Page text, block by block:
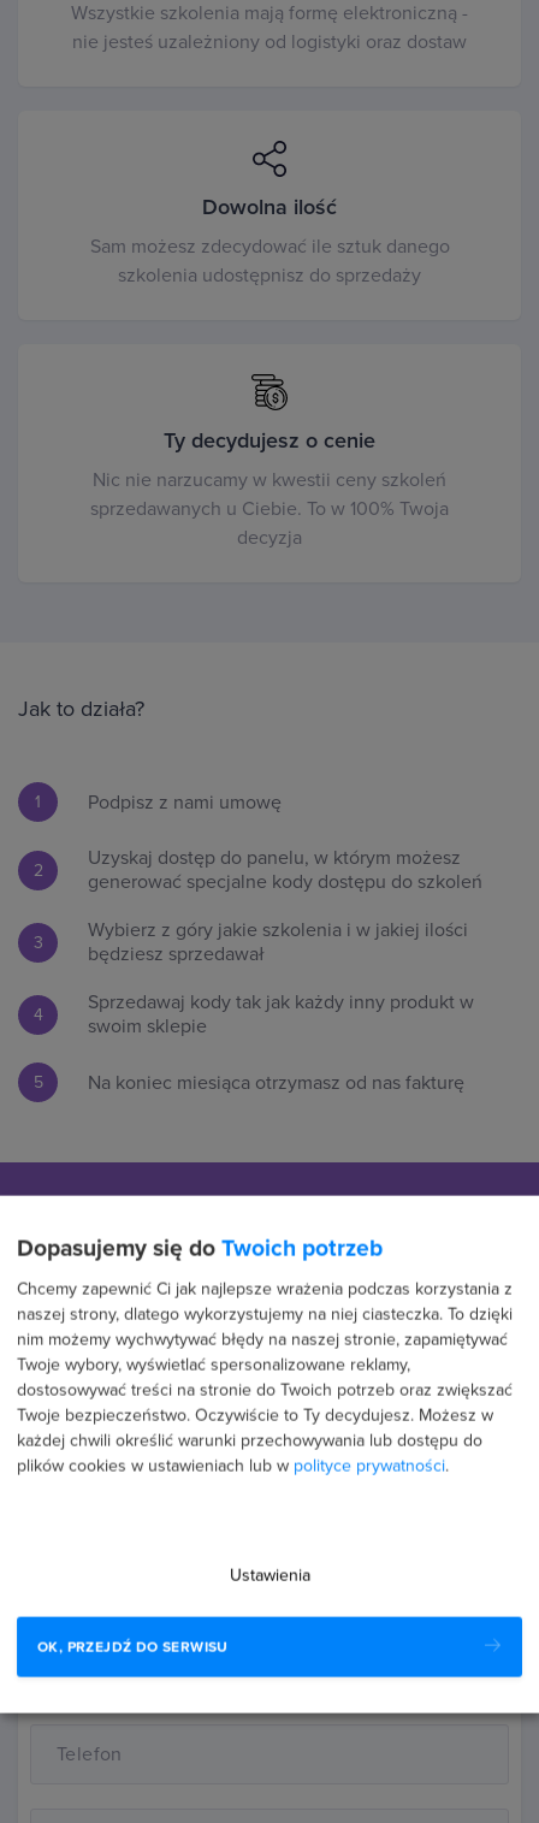
Wszystkie szkolenia mają formę elektroniczną -
nie jesteś uzależniony od logistyki oraz dostaw
Dowolna ilość
Sam możesz zdecydować ile sztuk danego
szkolenia udostępnisz do sprzedaży
Ty decydujesz o cenie
Nic nie narzucamy w kwestii ceny szkoleń
sprzedawanych u Ciebie. To w 100% Twoja
decyzja
Jak to działa?
1 Podpisz z nami umowę
2
Uzyskaj dostęp do panelu, w którym możesz
generować specjalne kody dostępu do szkoleń
3
Wybierz z góry jakie szkolenia i w jakiej ilości
będziesz sprzedawał
4
Sprzedawaj kody tak jak każdy inny produkt w
swoim sklepie
5 Na koniec miesiąca otrzymasz od nas fakturę
Jak zostać Resellerem szkoleń strefakursów.pl?
Skontaktuj się z nami aby omówić szczegóły.
telefon:539 991 990
email:b2b@strefakursow.pl
Imię i nazwisko
Telefon
Dopasujemy się do Twoich potrzeb
Chcemy zapewnić Ci jak najlepsze wrażenia podczas korzystania z
naszej strony, dlatego wykorzystujemy na niej ciasteczka. To dzięki
nim możemy wychwytywać błędy na naszej stronie, zapamiętywać
Twoje wybory, wyświetlać spersonalizowane reklamy,
dostosowywać treści na stronie do Twoich potrzeb oraz zwiększać
Twoje bezpieczeństwo. Oczywiście to Ty decydujesz. Możesz w
każdej chwili określić warunki przechowywania lub dostępu do
plików cookies w ustawieniach lub w polityce prywatności.
Ustawienia
OK, PRZEJDŹ DO SERWISU